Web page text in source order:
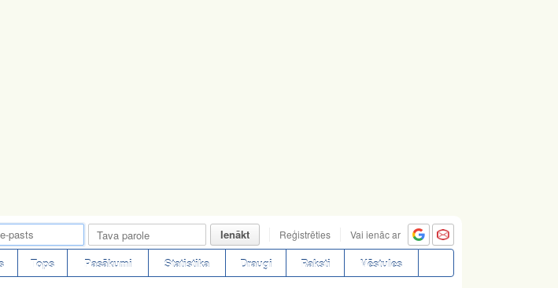
Ienākt Reģistrēties Vai ienāc ar
Tops Pasākumi Statistika Draugi Raksti Vēstules